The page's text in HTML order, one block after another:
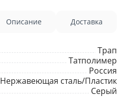
Описание Доставка
Трап
Татполимер
Россия
Нержавеющая сталь/Пластик
Серый